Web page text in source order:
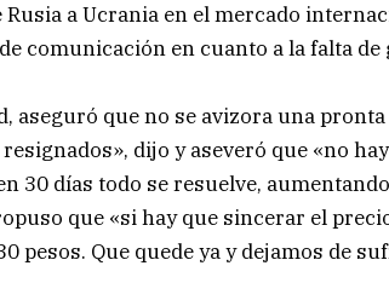
Rusia a Ucrania en el mercado
comunicación en cuanto a la falta
aseguró que no se avizora una
dijo y aseveró que «no
30 días todo se resuelve,
que «si hay que sincerar el
pesos. Que quede ya y dejamos de